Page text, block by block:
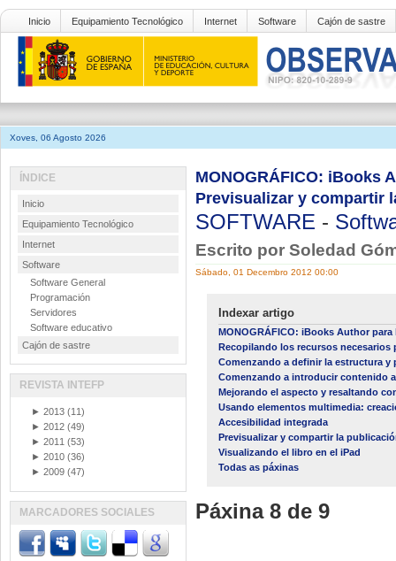
Inicio Equipamiento Tecnológico Internet Software Cajón de sastre
Xoves, 06 Agosto 2026
MONOGRÁFICO: iBooks
Previsualizar y compartir
SOFTWARE -
Escrito por Soledad
Sábado, 01 Decembro 2012 00:00
Indexar artigo
MONOGRÁFICO: iBooks Author
Recopilando los recursos
Comenzando a definir la estructura y
Comenzando a introducir contenido
Mejorando el aspecto y resaltando
Usando elementos multimedia:
Accesibilidad integrada
Previsualizar y compartir la
Visualizando el libro en el iPad
Todas as páxinas
Páxina 8 de 9
ÍNDICE
Inicio
Equipamiento Tecnológico
Internet
Software
Software General
Programación
Servidores
Software educativo
Cajón de sastre
REVISTA INTEFP
► 2013 (11)
► 2012 (49)
► 2011 (53)
► 2010 (36)
► 2009 (47)
MARCADORES SOCIALES